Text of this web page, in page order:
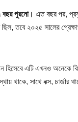
বছর পুরনো। এত বছর পর,
তবে ২০২৫ সালের
এটি এখনও অনেকে
থাকে, সাথে বক্স, চার্জার